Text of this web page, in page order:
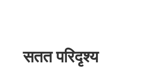
सतत परिदृश्य